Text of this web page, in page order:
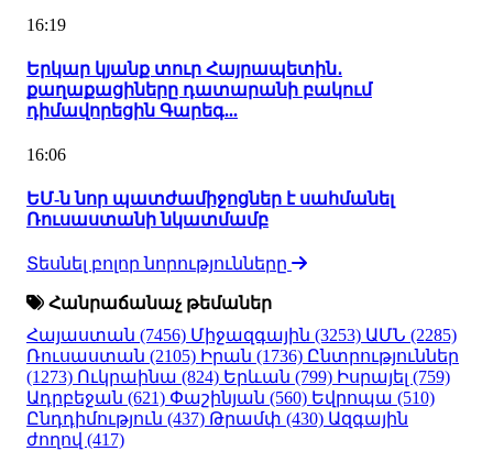
16:19
Երկար կյանք տուր Հայրապետին․
քաղաքացիները դատարանի բակում
դիմավորեցին Գարեգ...
16:06
ԵՄ-ն նոր պատժամիջոցներ է սահմանել
Ռուսաստանի նկատմամբ
Տեսնել բոլոր նորությունները
Հանրաճանաչ թեմաներ
Հայաստան (7456) Միջազգային (3253) ԱՄՆ (2285)
Ռուսաստան (2105) Իրան (1736) Ընտրություններ
(1273) Ուկրաինա (824) Երևան (799) Իսրայել (759)
Ադրբեջան (621) Փաշինյան (560) Եվրոպա (510)
Ընդդիմություն (437) Թրամփ (430) Ազգային
ժողով (417)